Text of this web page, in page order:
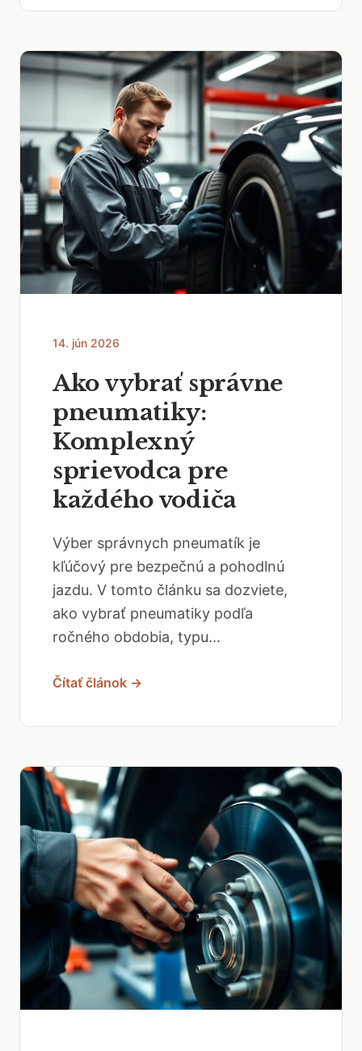
14. jún 2026
Ako vybrať správne
pneumatiky:
Komplexný
sprievodca pre
každého vodiča
Výber správnych pneumatík je
kľúčový pre bezpečnú a pohodlnú
jazdu. V tomto článku sa dozviete,
ako vybrať pneumatiky podľa
ročného obdobia, typu...
Čítať článok →